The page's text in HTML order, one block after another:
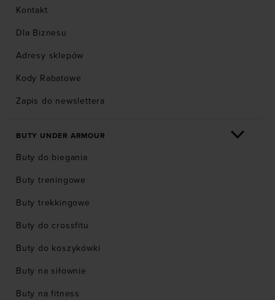
Kontakt
Dla Biznesu
Adresy sklepów
Kody Rabatowe
Zapis do newslettera
BUTY UNDER ARMOUR
Buty do biegania
Buty treningowe
Buty trekkingowe
Buty do crossfitu
Buty do koszykówki
Buty na siłownie
Buty na fitness